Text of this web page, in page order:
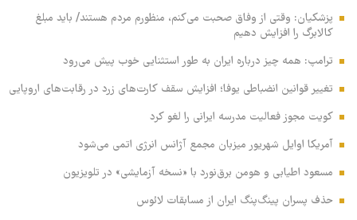
پزشکیان: وقتی از وفاق صحبت می‌کنم، منظورم مردم هستند/ باید مبلغ
کالابرگ را افزایش دهیم
ترامپ: همه چیز درباره ایران به طور استثنایی خوب پیش می‌رود
تغییر قوانین انضباطی یوفا؛ افزایش سقف کارت‌های زرد در رقابت‌های اروپایی
کویت مجوز فعالیت مدرسه ایرانی را لغو کرد
آمریکا اوایل شهریور میزبان مجمع آژانس انرژی اتمی می‌شود
مسعود اطیابی و هومن برق‌نورد با «نسخه آزمایشی» در تلویزیون
حذف پسران پینگ‌پنگ ایران از مسابقات لائوس